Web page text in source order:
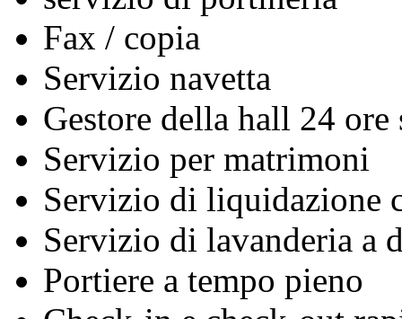
Fax / copia
Servizio navetta
Gestore della hall 24 ore
Servizio per matrimoni
Servizio di liquidazione
Servizio di lavanderia a
Portiere a tempo pieno